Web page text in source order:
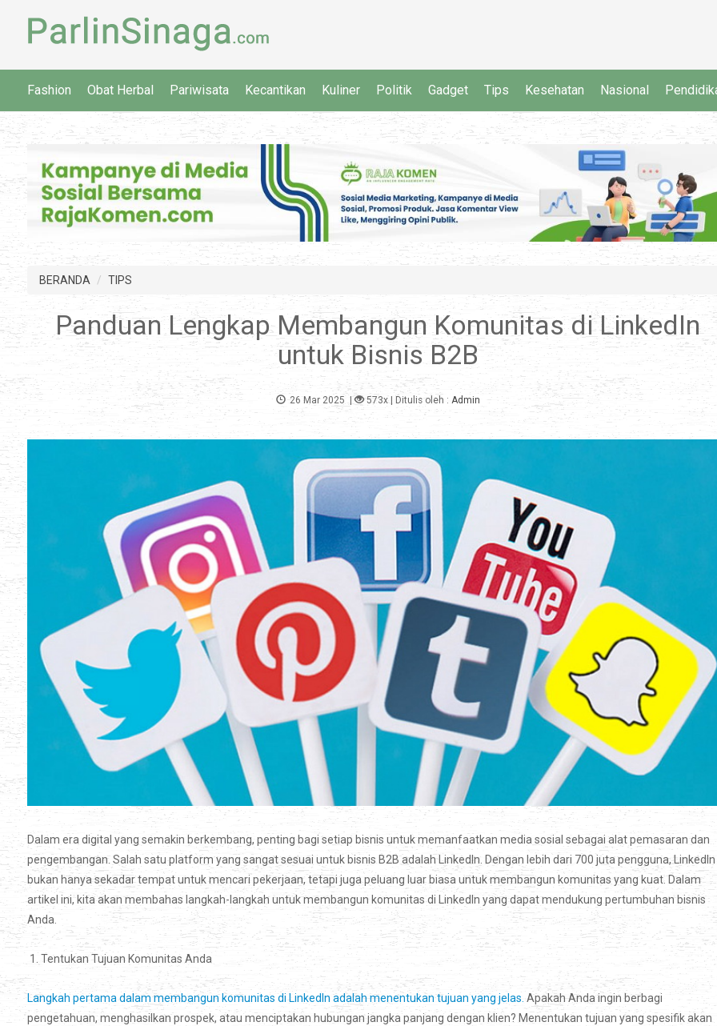
Fashion Obat Herbal Pariwisata Kecantikan Kuliner Politik Gadget Tips Kesehatan Nasional
BERANDA TIPS
Panduan Lengkap Membangun Komunitas di LinkedIn
untuk Bisnis B2B
26 Mar 2025 | 573x| Ditulis oleh : Admin
Dalam era digital yang semakin berkembang, penting bagi setiap bisnis untuk memanfaatkan media sosial sebagai alat pemasaran dan
pengembangan. Salah satu platform yang sangat sesuai untuk bisnis B2B adalah LinkedIn. Dengan lebih dari 700 juta pengguna, LinkedIn
bukan hanya sekadar tempat untuk mencari pekerjaan, tetapi juga peluang luar biasa untuk membangun komunitas yang kuat. Dalam
artikel ini, kita akan membahas langkah-langkah untuk membangun komunitas di LinkedIn yang dapat mendukung pertumbuhan bisnis
Anda.
1. Tentukan Tujuan Komunitas Anda
Langkah pertama dalam membangun komunitas di LinkedIn adalah menentukan tujuan yang jelas. Apakah Anda ingin berbagi
pengetahuan, menghasilkan prospek, atau menciptakan hubungan jangka panjang dengan klien? Menentukan tujuan yang spesifik akan